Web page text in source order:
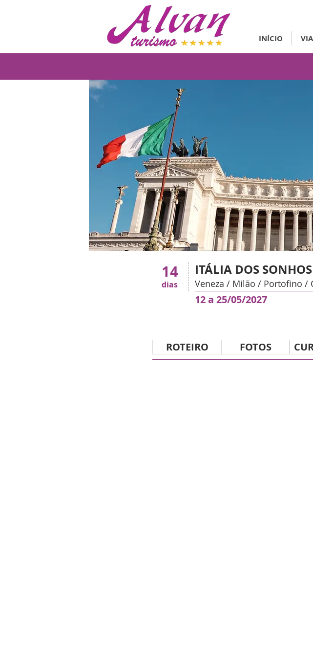
INÍCIO
14
dias
ITÁLIA DOS SONHOS
Veneza / Milão / Portofino /
12 a 25/05/2027
ROTEIRO FOTOS